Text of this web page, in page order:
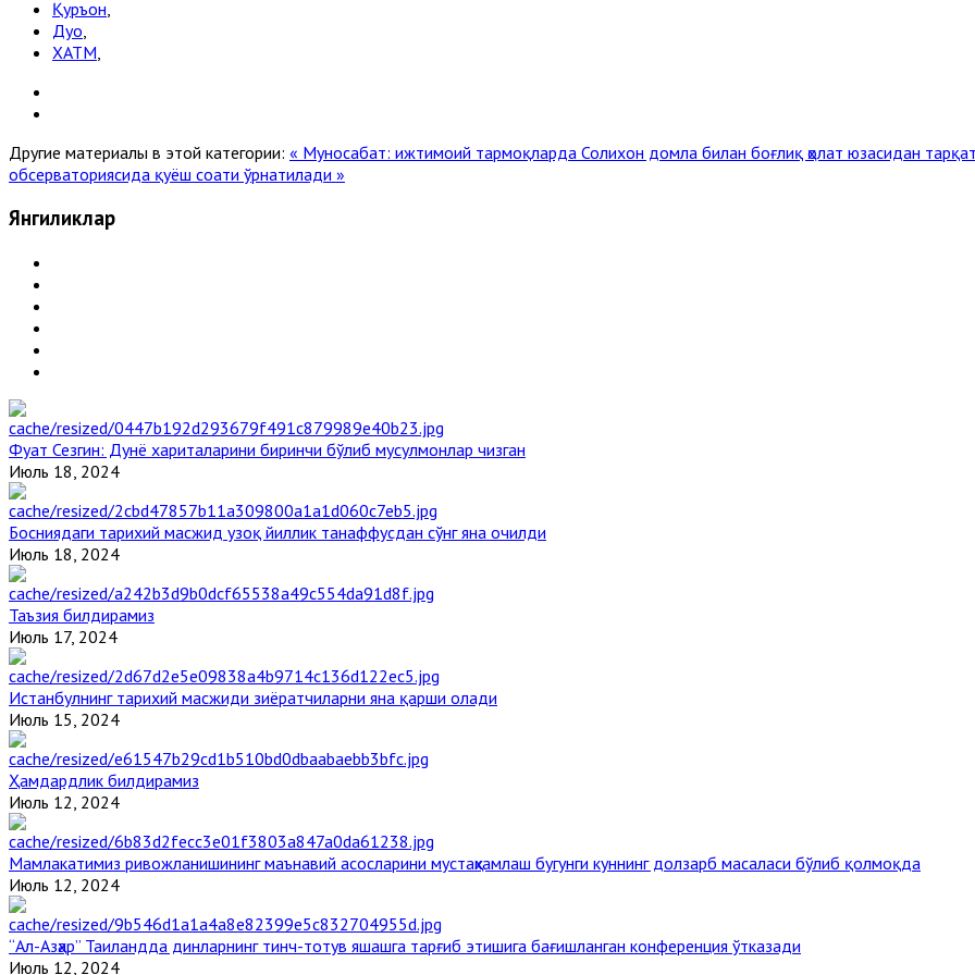
Қуръон
Дуо
ХАТМ
Другие материалы в этой категории: « Муносабат: ижтимоий тармоқларда Солихон домла билан боғлиқ ҳолат юзасидан
обсерваториясида қуёш соати ўрнатилади »
Янгиликлар
Фуат Сезгин: Дунё хариталарини биринчи бўлиб мусулмонлар чизган
Июль 18, 2024
Босниядаги тарихий масжид узоқ йиллик танаффусдан сўнг яна очилди
Июль 18, 2024
Таъзия билдирамиз
Июль 17, 2024
Истанбулнинг тарихий масжиди зиёратчиларни яна қарши олади
Июль 15, 2024
Ҳамдардлик билдирамиз
Июль 12, 2024
Мамлакатимиз ривожланишининг маънавий асосларини мустаҳкамлаш бугунги куннинг долзарб масаласи бўлиб қолмоқда
Июль 12, 2024
“Ал-Азҳар” Таиландда динларнинг тинч-тотув яшашга тарғиб этишига бағишланган конференция ўтказади
Июль 12, 2024